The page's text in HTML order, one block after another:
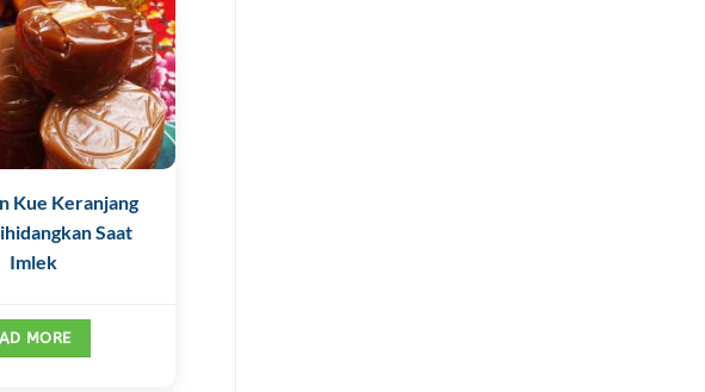
Kue Keranjang
Saat
Imlek
MORE